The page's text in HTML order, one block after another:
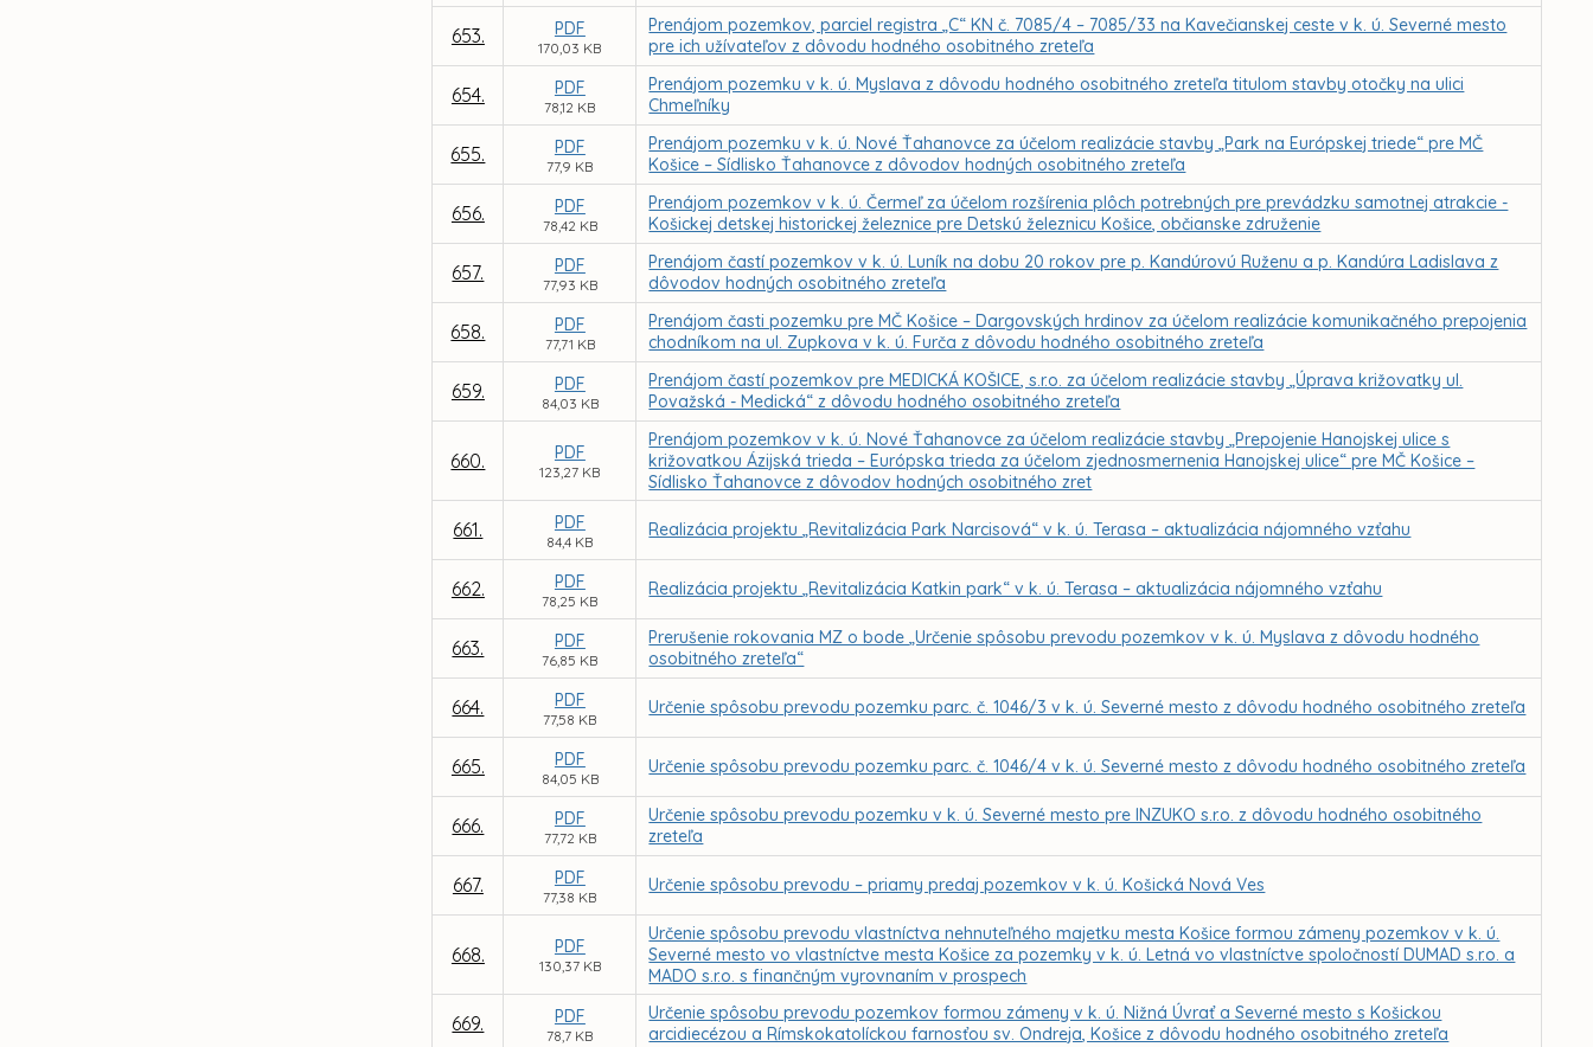
653. PDF
170,03 KB
Prenájom pozemkov, parciel registra „C“ KN č. 7085/4 – 7085/33 na Kavečianskej ceste v k. ú. Severné mesto
pre ich užívateľov z dôvodu hodného osobitného zreteľa
654. PDF
78,12 KB
Prenájom pozemku v k. ú. Myslava z dôvodu hodného osobitného zreteľa titulom stavby otočky na ulici
Chmeľníky
655. PDF
77,9 KB
Prenájom pozemku v k. ú. Nové Ťahanovce za účelom realizácie stavby „Park na Európskej triede“ pre MČ
Košice – Sídlisko Ťahanovce z dôvodov hodných osobitného zreteľa
656. PDF
78,42 KB
Prenájom pozemkov v k. ú. Čermeľ za účelom rozšírenia plôch potrebných pre prevádzku samotnej atrakcie -
Košickej detskej historickej železnice pre Detskú železnicu Košice, občianske združenie
657. PDF
77,93 KB
Prenájom častí pozemkov v k. ú. Luník na dobu 20 rokov pre p. Kandúrovú Ruženu a p. Kandúra Ladislava z
dôvodov hodných osobitného zreteľa
658. PDF
77,71 KB
Prenájom časti pozemku pre MČ Košice – Dargovských hrdinov za účelom realizácie komunikačného prepojenia
chodníkom na ul. Zupkova v k. ú. Furča z dôvodu hodného osobitného zreteľa
659. PDF
84,03 KB
Prenájom častí pozemkov pre MEDICKÁ KOŠICE, s.r.o. za účelom realizácie stavby „Úprava križovatky ul.
Považská - Medická“ z dôvodu hodného osobitného zreteľa
660. PDF
123,27 KB
Prenájom pozemkov v k. ú. Nové Ťahanovce za účelom realizácie stavby „Prepojenie Hanojskej ulice s
križovatkou Ázijská trieda – Európska trieda za účelom zjednosmernenia Hanojskej ulice“ pre MČ Košice –
Sídlisko Ťahanovce z dôvodov hodných osobitného zret
661. PDF
84,4 KB
Realizácia projektu „Revitalizácia Park Narcisová“ v k. ú. Terasa – aktualizácia nájomného vzťahu
662. PDF
78,25 KB
Realizácia projektu „Revitalizácia Katkin park“ v k. ú. Terasa – aktualizácia nájomného vzťahu
663. PDF
76,85 KB
Prerušenie rokovania MZ o bode „Určenie spôsobu prevodu pozemkov v k. ú. Myslava z dôvodu hodného
osobitného zreteľa“
664. PDF
77,58 KB
Určenie spôsobu prevodu pozemku parc. č. 1046/3 v k. ú. Severné mesto z dôvodu hodného osobitného zreteľa
665. PDF
84,05 KB
Určenie spôsobu prevodu pozemku parc. č. 1046/4 v k. ú. Severné mesto z dôvodu hodného osobitného zreteľa
666. PDF
77,72 KB
Určenie spôsobu prevodu pozemku v k. ú. Severné mesto pre INZUKO s.r.o. z dôvodu hodného osobitného
zreteľa
667. PDF
77,38 KB
Určenie spôsobu prevodu – priamy predaj pozemkov v k. ú. Košická Nová Ves
668. PDF
130,37 KB
Určenie spôsobu prevodu vlastníctva nehnuteľného majetku mesta Košice formou zámeny pozemkov v k. ú.
Severné mesto vo vlastníctve mesta Košice za pozemky v k. ú. Letná vo vlastníctve spoločností DUMAD s.r.o. a
MADO s.r.o. s finančným vyrovnaním v prospech
669. PDF
78,7 KB
Určenie spôsobu prevodu pozemkov formou zámeny v k. ú. Nižná Úvrať a Severné mesto s Košickou
arcidiecézou a Rímskokatolíckou farnosťou sv. Ondreja, Košice z dôvodu hodného osobitného zreteľa